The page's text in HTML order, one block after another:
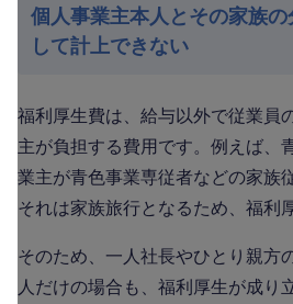
個人事業主本人とその家族の
して計上できない
福利厚生費は、給与以外で従業員
主が負担する費用です。例えば、
業主が青色事業専従者などの家族
それは家族旅行となるため、福利
そのため、一人社長やひとり親方
人だけの場合も、福利厚生が成り